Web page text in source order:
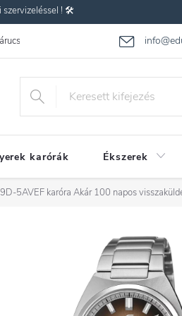
szervizeléssel ! 🛠️
Gyakran
karórák Ékszerek
5AVEF karóra Akár 100 napos